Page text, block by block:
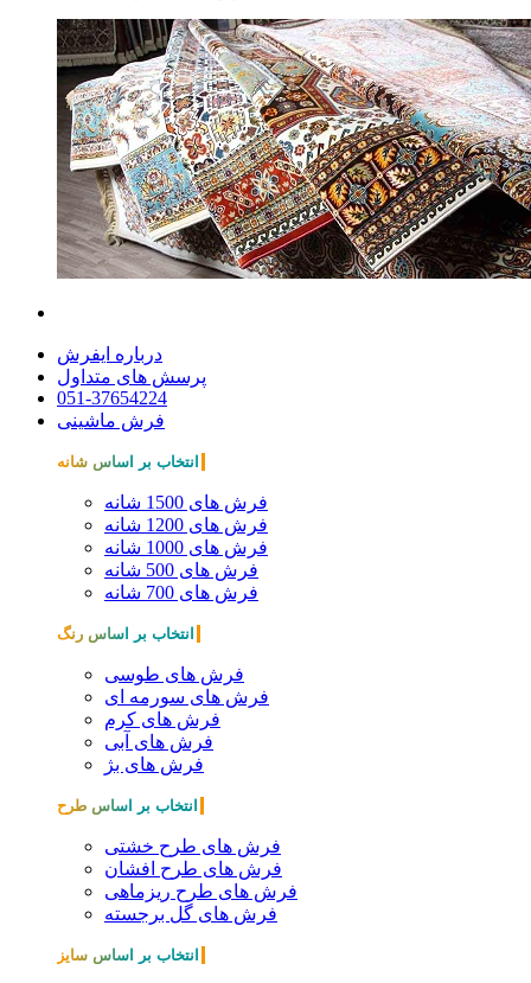
درباره ایفرش
پرسش های متداول
051-37654224
فرش ماشینی
انتخاب بر اساس شانه
فرش های 1500 شانه
فرش های 1200 شانه
فرش های 1000 شانه
فرش های 500 شانه
فرش های 700 شانه
انتخاب بر اساس رنگ
فرش های طوسی
فرش های سورمه ای
فرش های کرم
فرش های آبی
فرش های بژ
انتخاب بر اساس طرح
فرش های طرح خشتی
فرش های طرح افشان
فرش های طرح ریزماهی
فرش های گل برجسته
انتخاب بر اساس سایز